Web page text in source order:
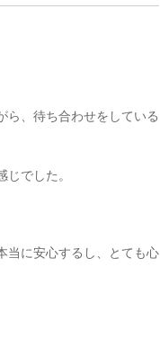
ら、待ち合わせをしている
でした。
当に安心するし、とても心